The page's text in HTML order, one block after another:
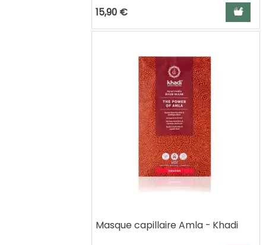
15,90 €
Ajouter
Masque capillaire Amla - Khadi